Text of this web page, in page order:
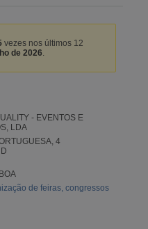
vezes nos últimos 12
de 2026.
- EVENTOS E
LDA
4
de feiras, congressos